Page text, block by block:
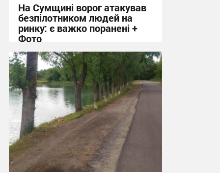
На Сумщині ворог атакував
безпілотником людей на
ринку: є важко поранені +
Фото
10:41, 7.08.2026